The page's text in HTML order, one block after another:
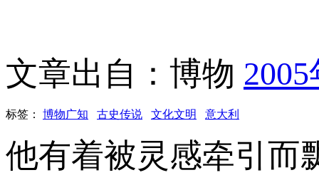
文章出自：博物
标签： 博物广知 古史传说 文化文明 意大利
他有着被灵感牵引而